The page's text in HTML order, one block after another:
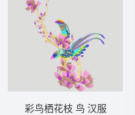
彩鸟栖花枝 鸟 汉服